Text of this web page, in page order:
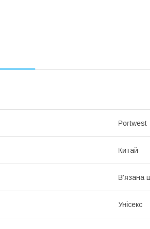
Portwest
Китай
В'язана
Унісекс